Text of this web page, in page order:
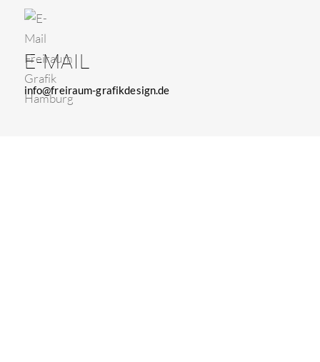
E-MAIL
info@freiraum-grafikdesign.de